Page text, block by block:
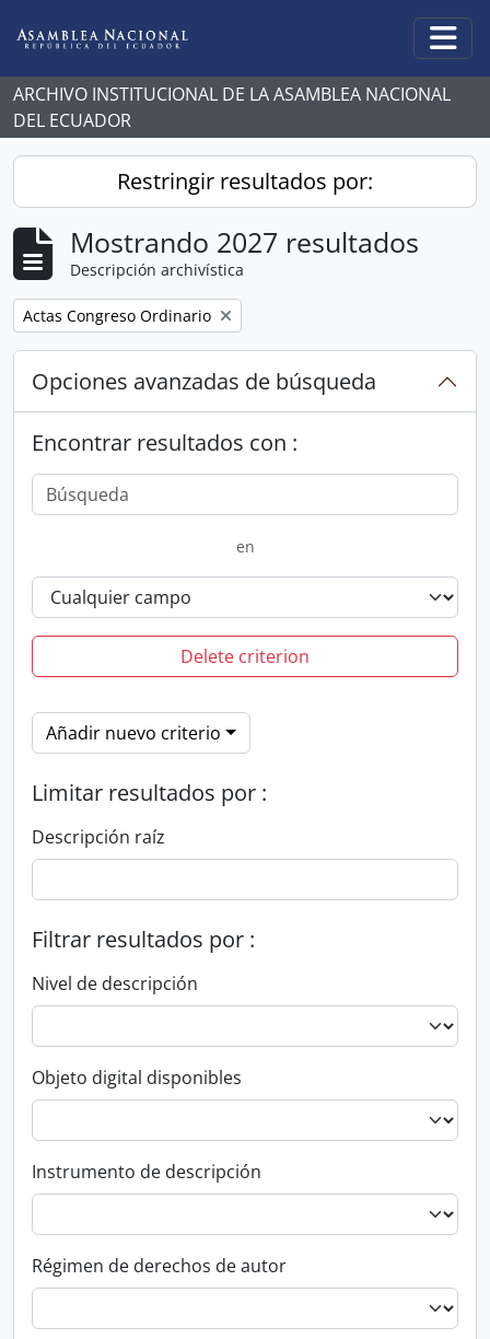
ARCHIVO INSTITUCIONAL DE LA ASAMBLEA NACIONAL
DEL ECUADOR
Restringir resultados por:
Mostrando 2027 resultados
Descripción archivística
Remove filter:
Actas Congreso Ordinario
Opciones avanzadas de búsqueda
Encontrar resultados con :
en
Delete criterion
Añadir nuevo criterio
Limitar resultados por :
Descripción raíz
Filtrar resultados por :
Nivel de descripción
Objeto digital disponibles
Instrumento de descripción
Régimen de derechos de autor